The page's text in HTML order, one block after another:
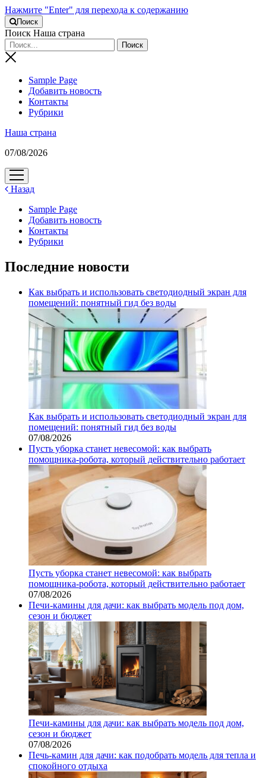
Нажмите "Enter" для перехода к содержанию
Поиск
Поиск Наша страна
Sample Page
Добавить новость
Контакты
Рубрики
Наша страна
07/08/2026
открыть
меню
Назад
Sample Page
Добавить новость
Контакты
Рубрики
Последние новости
Как выбрать и использовать светодиодный экран для
помещений: понятный гид без воды
Как выбрать и использовать светодиодный экран для
помещений: понятный гид без воды
07/08/2026
Пусть уборка станет невесомой: как выбрать
помощника‑робота, который действительно работает
Пусть уборка станет невесомой: как выбрать
помощника‑робота, который действительно работает
07/08/2026
Печи-камины для дачи: как выбрать модель под дом,
сезон и бюджет
Печи-камины для дачи: как выбрать модель под дом,
сезон и бюджет
07/08/2026
Печь-камин для дачи: как подобрать модель для тепла и
спокойного отдыха